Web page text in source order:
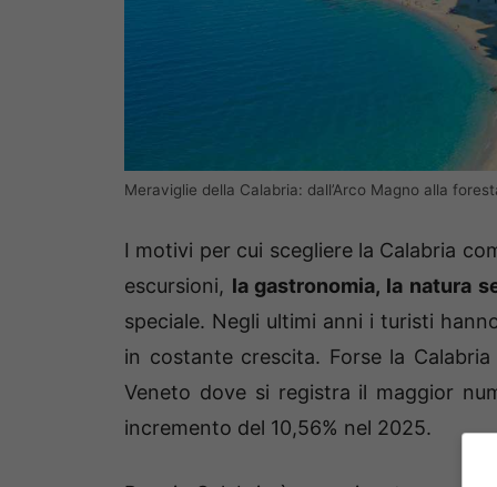
Meraviglie della Calabria: dall’Arco Magno alla
I motivi per cui scegliere la Calabria
escursioni, la gastronomia, la natura
speciale. Negli ultimi anni i turisti
in costante crescita. Forse la
Veneto dove si registra il maggior
incremento del 10,56% nel 2025.